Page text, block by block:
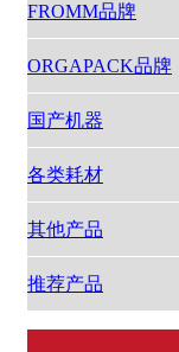
FROMM品牌
ORGAPACK品牌
国产机器
各类耗材
其他产品
推荐产品